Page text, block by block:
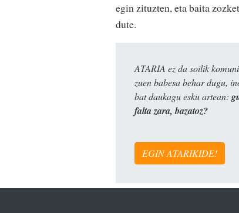
egin zituzten, eta baita
dute.
ATARIA ez da soilik
zuen babesa behar dugu,
bat daukagu esku artean:
falta zara, bazatoz?
EGIN ATARIKIDE!